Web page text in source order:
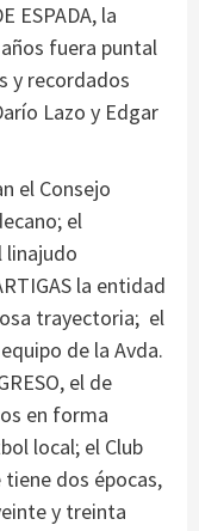
ESPADA, la
fuera puntal
y recordados
Lazo y Edgar
el Consejo
el
linajudo
la entidad
trayectoria; el
de la Avda.
el de
en forma
local; el Club
dos épocas,
y treinta